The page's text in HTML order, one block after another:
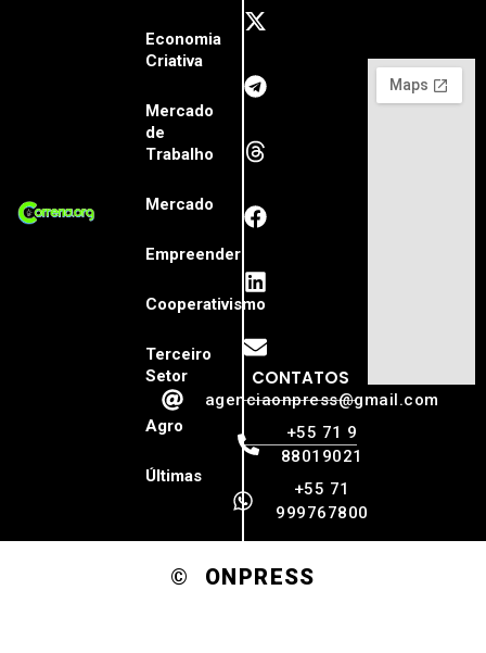
Economia
Criativa
Mercado
de
Trabalho
Mercado
Empreender
Cooperativismo
Terceiro
Setor
Agro
Últimas
CONTATOS
agenciaonpress@gmail.com
+55 71 9
88019021
+55 71
999767800
© ONPRESS